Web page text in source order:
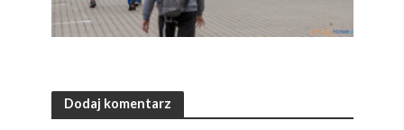
Dodaj komentarz